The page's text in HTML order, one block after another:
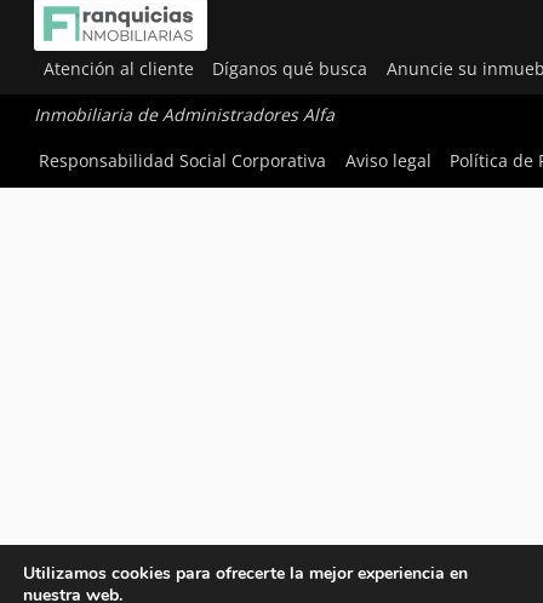
Atención al cliente Díganos qué busca Anuncie su
Inmobiliaria de Administradores Alfa
Responsabilidad Social Corporativa
Aviso legal Política de
Utilizamos cookies para ofrecerte la mejor experiencia en
nuestra web.